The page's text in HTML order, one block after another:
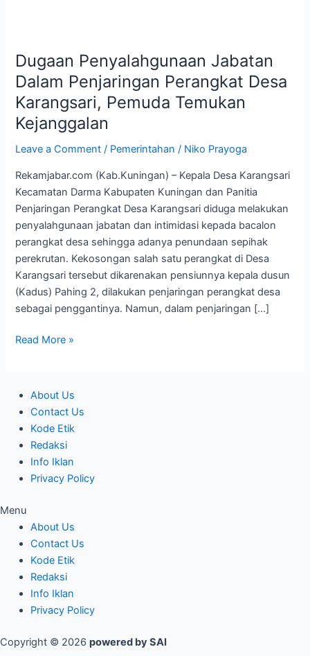
Dugaan Penyalahgunaan Jabatan
Dalam Penjaringan Perangkat Desa
Karangsari, Pemuda Temukan
Kejanggalan
Leave a Comment / Pemerintahan / Niko Prayoga
Rekamjabar.com (Kab.Kuningan) – Kepala Desa Karangsari
Kecamatan Darma Kabupaten Kuningan dan Panitia
Penjaringan Perangkat Desa Karangsari diduga melakukan
penyalahgunaan jabatan dan intimidasi kepada bacalon
perangkat desa sehingga adanya penundaan sepihak
perekrutan. Kekosongan salah satu perangkat di Desa
Karangsari tersebut dikarenakan pensiunnya kepala dusun
(Kadus) Pahing 2, dilakukan penjaringan perangkat desa
sebagai penggantinya. Namun, dalam penjaringan […]
Jabatan
Dalam
Penjaringan
Perangkat
Desa
Karangsari,
Temukan
Kejanggalan
Read More »
About Us
Contact Us
Kode Etik
Redaksi
Info Iklan
Privacy Policy
Menu
About Us
Contact Us
Kode Etik
Redaksi
Info Iklan
Privacy Policy
Copyright © 2026 powered by SAI